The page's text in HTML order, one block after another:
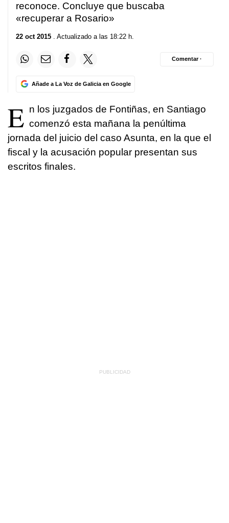
reconoce. Concluye que buscaba
«recuperar a Rosario»
22 oct 2015 . Actualizado a las 18:22 h.
Añade a La Voz de Galicia en Google
Comentar ·
E n los juzgados de Fontiñas, en Santiago
comenzó esta mañana la penúltima
jornada del juicio del caso Asunta, en la que el
fiscal y la acusación popular presentan sus
escritos finales.